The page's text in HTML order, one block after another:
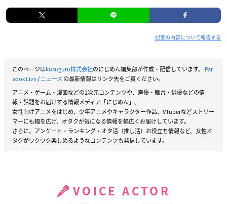
記事の内容について報告する
このページはkusuguru株式会社のにじめん編集部が作成・配信しています。 Par
adox Live/ニュース の最新情報はリンク先をご覧ください。
アニメ・ゲーム・漫画などの2次元コンテンツや、声優・舞台・俳優などの情
報・話題をお届けする情報メディア「にじめん」。
女性向けアニメをはじめ、少年アニメやキャラクター作品、VTuberなどストリー
マーにも幅を広げ、オタクが気になる情報を幅広くお届けしています。
さらに、アンケート・ランキング・オタ活（推し活）お役立ち情報など、女性オ
タクがワクワク楽しめるようなコンテンツも発信しています。
VOICE ACTOR